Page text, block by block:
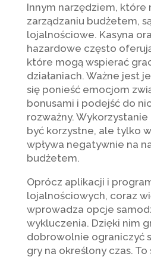
Innym narzędziem, które
zarządzaniu budżetem,
lojalnościowe. Kasyna
hazardowe często
które mogą wspierać
działaniach. Ważne jest
się ponieść emocjom
bonusami i podejść do
rozważny.
być korzystne, ale tylko
wpływa negatywnie na
budżetem.
Oprócz aplikacji i
lojalnościowych, coraz
wprowadza opcje
wykluczenia. Dzięki nim
dobrowolnie ograniczyć
gry na określony czas.